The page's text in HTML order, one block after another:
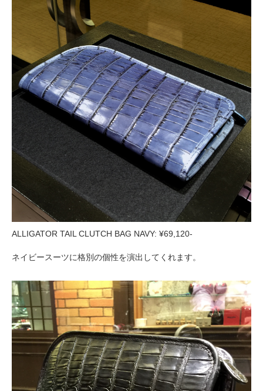
ALLIGATOR TAIL CLUTCH BAG NAVY: ¥69,120-
ネイビースーツに格別の個性を演出してくれます。